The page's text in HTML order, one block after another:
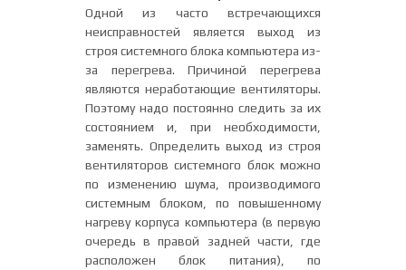
Одной из часто встречающихся
неисправностей является выход из
строя системного блока компьютера из-
за перегрева. Причиной перегрева
являются неработающие вентиляторы.
Поэтому надо постоянно следить за их
состоянием и, при необходимости,
заменять. Определить выход из строя
вентиляторов системного блок можно
по изменению шума, производимого
системным блоком, по повышенному
нагреву корпуса компьютера (в первую
очередь в правой задней части, где
расположен блок питания), по